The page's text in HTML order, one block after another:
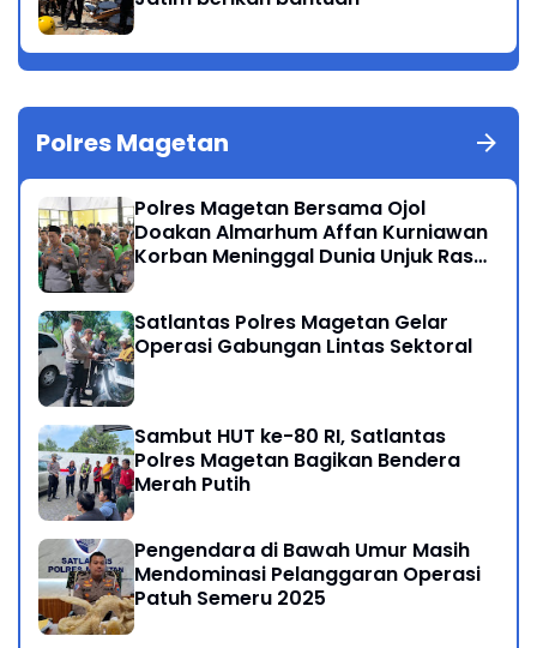
Polres Magetan
Polres Magetan Bersama Ojol
Doakan Almarhum Affan Kurniawan
Korban Meninggal Dunia Unjuk Rasa
Satlantas Polres Magetan Gelar
Operasi Gabungan Lintas Sektoral
Sambut HUT ke-80 RI, Satlantas
Polres Magetan Bagikan Bendera
Merah Putih
Pengendara di Bawah Umur Masih
Mendominasi Pelanggaran Operasi
Patuh Semeru 2025